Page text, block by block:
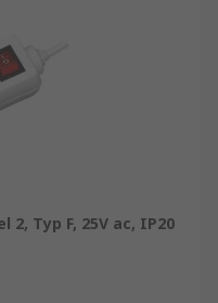
tillsammans
2, Typ F, 25V ac, IP20